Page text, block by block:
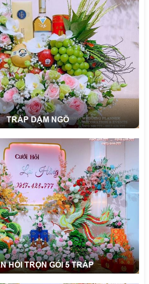
TRÁP DẠM NGÕ
HỎI TRỌN GÓI 5 TRÁP